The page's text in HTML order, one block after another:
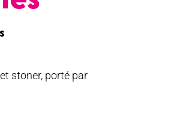
stoner, porté par